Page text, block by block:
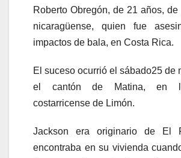
Roberto Obregón, de 21 años,
nicaragüense, quien fue
impactos de bala, en Costa Rica.
El suceso ocurrió el sábado25 de
el cantón de Matina, en
costarricense de Limón.
Jackson era originario de El
encontraba en su vivienda